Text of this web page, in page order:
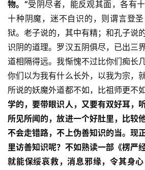
人
物
寺
院
巡
礼
视
频
纪
录
登录 注册
物。”受阴尽者，能反观其面，各有
十种阴魔，迷不自识的，则谓言登
狱。老子说的，其中有精；和孔子说
识阴的道理。罗汉五阴俱尽，已出三
道相隔得远。我惭愧不过比你们痴长
你们以为我有什么长外，以我为宗，
所说的妖魔外道都不如，比祖师更不
学的，要带眼识人，又要有双好耳，
所见所闻的，放进一个好肚里，比较
不会走错路，不上伪善知识的当。现
里访善知识呢？不如熟读一部《楞严
就能保绥哀救，消息邪缘，令其身